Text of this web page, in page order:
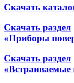
Скачать
Скачать раздел
«Приборы
Скачать раздел